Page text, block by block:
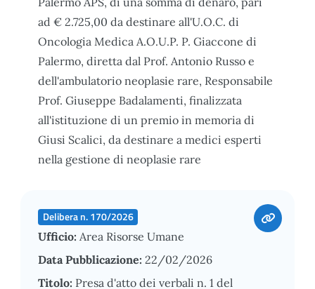
ad € 2.725,00 da destinare all'U.O.C. di
Oncologia Medica A.O.U.P. P. Giaccone di
Palermo, diretta dal Prof. Antonio Russo e
dell'ambulatorio neoplasie rare, Responsabile
Prof. Giuseppe Badalamenti, finalizzata
all'istituzione di un premio in memoria di
Giusi Scalici, da destinare a medici esperti
nella gestione di neoplasie rare
Delibera n. 170/2026
Ufficio: Area Risorse Umane
Data Pubblicazione: 22/02/2026
Titolo: Presa d'atto dei verbali n. 1 del